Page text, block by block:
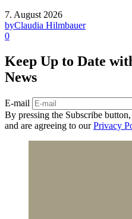
7. August 2026
byClaudia Hilmbauer
0
Keep Up to Date
News
E-mail
By pressing the Subscribe
and are agreeing to ourPrivacy